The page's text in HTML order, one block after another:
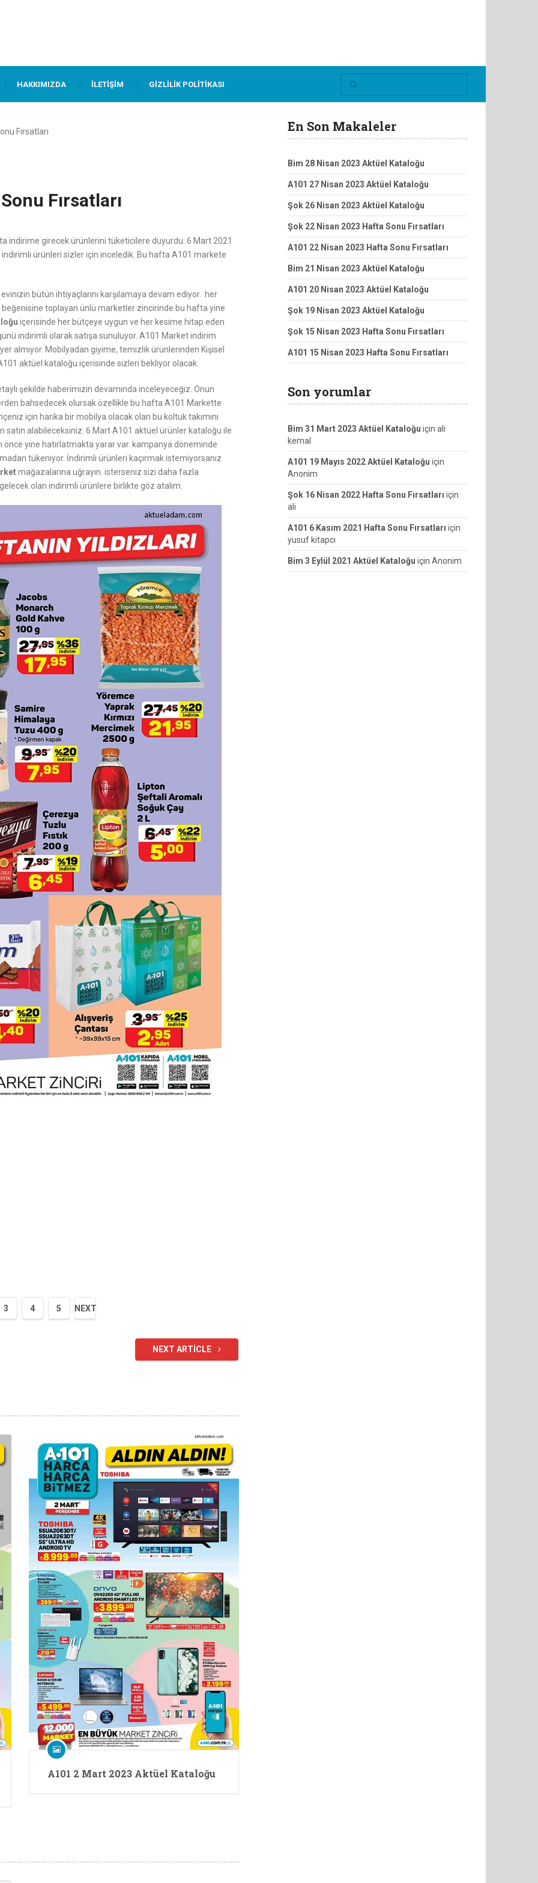
HAKKIMIZDA İLETIŞIM GIZLILIK POLITIKASI
Fırsatları
Fırsatları
indirime girecek ürünlerini tüketicilere duyurdu. 6 Mart 2021
ürünleri sizler için inceledik. Bu hafta A101 markete
bütün ihtiyaçlarını karşılamaya devam ediyor. her
toplayan ünlü marketler zincirinde bu hafta yine
içerisinde her bütçeye uygun ve her kesime hitap eden
indirimli olarak satışa sunuluyor. A101 Market indirim
almıyor. Mobilyadan giyime, temizlik ürünlerinden Kişisel
aktüel kataloğu içerisinde sizleri bekliyor olacak.
şekilde haberimizin devamında inceleyeceğiz. Onun
bahsedecek olursak özellikle bu hafta A101 Markette
için harika bir mobilya olacak olan bu koltuk takımını
alabileceksiniz. 6 Mart A101 aktüel ürünler kataloğu ile
yine hatırlatmakta yarar var. kampanya döneminde
tükeniyor. İndirimli ürünleri kaçırmak istemiyorsanız
mağazalarına uğrayın. isterseniz sizi daha fazla
olan indirimli ürünlere birlikte göz atalım.
3 4 5 NEXT
NEXT ARTICLE
A101 2 Mart 2023 Aktüel Kataloğu
En Son Makaleler
Bim 28 Nisan 2023 Aktüel Kataloğu
A101 27 Nisan 2023 Aktüel Kataloğu
Şok 26 Nisan 2023 Aktüel Kataloğu
Şok 22 Nisan 2023 Hafta Sonu Fırsatları
A101 22 Nisan 2023 Hafta Sonu Fırsatları
Bim 21 Nisan 2023 Aktüel Kataloğu
A101 20 Nisan 2023 Aktüel Kataloğu
Şok 19 Nisan 2023 Aktüel Kataloğu
Şok 15 Nisan 2023 Hafta Sonu Fırsatları
A101 15 Nisan 2023 Hafta Sonu Fırsatları
Son yorumlar
Bim 31 Mart 2023 Aktüel Kataloğu için ali
kemal
A101 19 Mayıs 2022 Aktüel Kataloğu için
Anonim
Şok 16 Nisan 2022 Hafta Sonu Fırsatları için
ali
A101 6 Kasım 2021 Hafta Sonu Fırsatları için
yusuf kitapcı
Bim 3 Eylül 2021 Aktüel Kataloğu için Anonim